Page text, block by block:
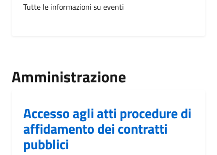
Tutte le informazioni su eventi
Amministrazione
Accesso agli atti procedure di
affidamento dei contratti
pubblici